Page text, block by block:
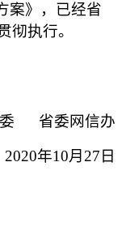
案》，已经省
彻执行。
委 省委网信办
2020年10月27日